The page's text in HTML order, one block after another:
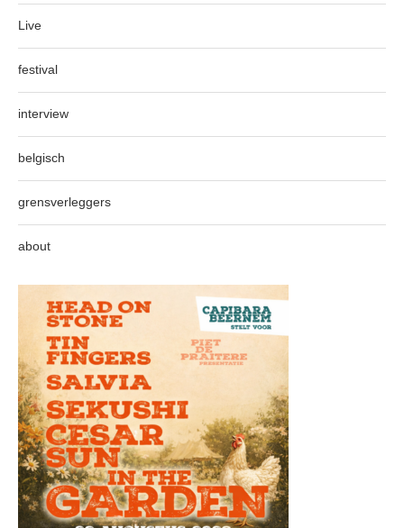
Live
festival
interview
belgisch
grensverleggers
about